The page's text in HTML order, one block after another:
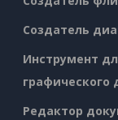
Создатель
Инструмент
графического
Редактор